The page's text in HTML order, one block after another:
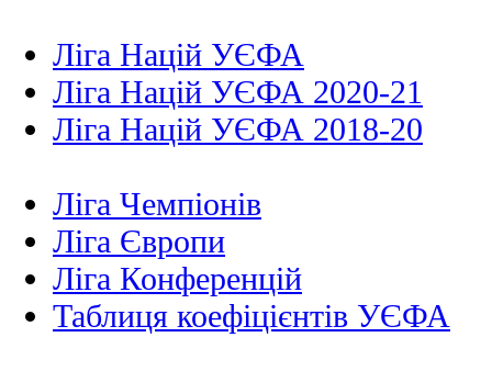
Ліга Націй УЄФА
Ліга Націй УЄФА 2020-21
Ліга Націй УЄФА 2018-20
Ліга Чемпіонів
Ліга Європи
Ліга Конференцій
Таблиця коефіцієнтів УЄФА